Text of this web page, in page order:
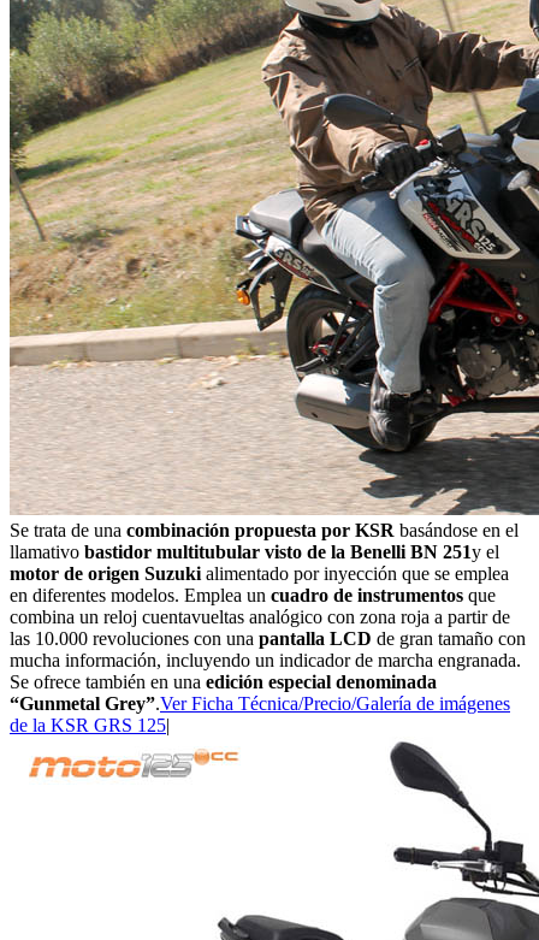
Se trata de una combinación propuesta por KSR basándose en el
llamativo bastidor multitubular visto de la Benelli BN 251y el
motor de origen Suzukialimentado por inyección que se emplea
en diferentes modelos. Emplea un cuadro de instrumentos que
combina un reloj cuentavueltas analógico con zona roja a partir de
las 10.000 revoluciones con una pantalla LCD de gran tamaño con
mucha información, incluyendo un indicador de marcha engranada.
Se ofrece también en una edición especial denominada
“Gunmetal Grey”.Ver Ficha Técnica/Precio/Galería de imágenes
de la KSR GRS 125|